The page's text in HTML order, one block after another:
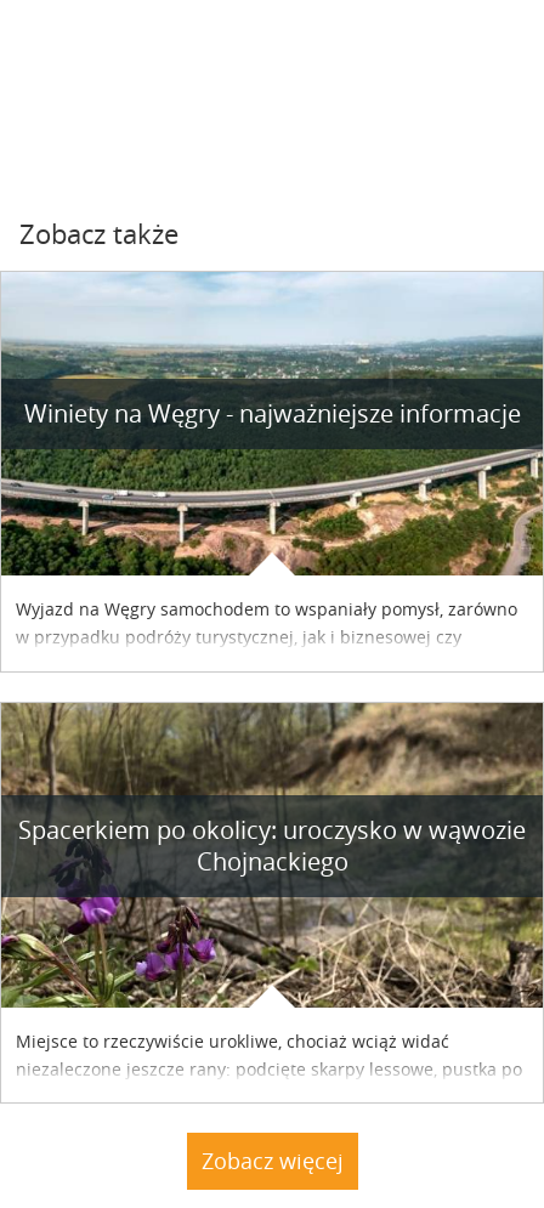
Zobacz także
Winiety na Węgry - najważniejsze informacje
Wyjazd na Węgry samochodem to wspaniały pomysł, zarówno
w przypadku podróży turystycznej, jak i biznesowej czy
współpracy reklamowej z Hungary Vignette.
Spacerkiem po okolicy: uroczysko w wąwozie
Chojnackiego
Miejsce to rzeczywiście urokliwe, chociaż wciąż widać
niezaleczone jeszcze rany: podcięte skarpy lessowe, pustka po
dacze. Nie stoją. A natura powoli dochodzi do siebie.
Zobacz więcej